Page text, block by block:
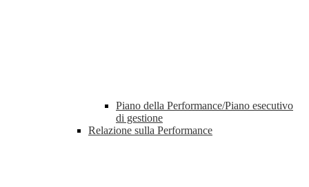
Piano della Performance/Piano esecutivo
di gestione
Relazione sulla Performance